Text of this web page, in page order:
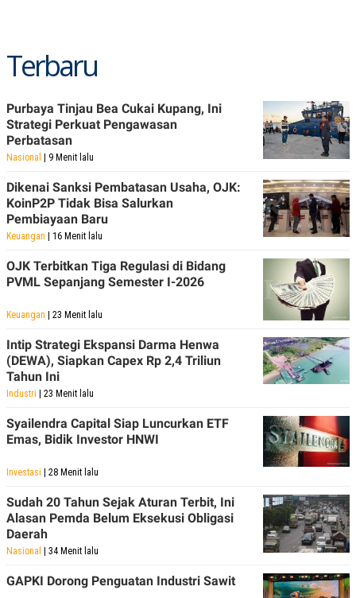
Terbaru
Purbaya Tinjau Bea Cukai Kupang, Ini
Strategi Perkuat Pengawasan
Perbatasan
Nasional | 9 Menit lalu
Dikenai Sanksi Pembatasan Usaha, OJK:
KoinP2P Tidak Bisa Salurkan
Pembiayaan Baru
Keuangan | 16 Menit lalu
OJK Terbitkan Tiga Regulasi di Bidang
PVML Sepanjang Semester I-2026
Keuangan | 23 Menit lalu
Intip Strategi Ekspansi Darma Henwa
(DEWA), Siapkan Capex Rp 2,4 Triliun
Tahun Ini
Industri | 23 Menit lalu
Syailendra Capital Siap Luncurkan ETF
Emas, Bidik Investor HNWI
Investasi | 28 Menit lalu
Sudah 20 Tahun Sejak Aturan Terbit, Ini
Alasan Pemda Belum Eksekusi Obligasi
Daerah
Nasional | 34 Menit lalu
GAPKI Dorong Penguatan Industri Sawit